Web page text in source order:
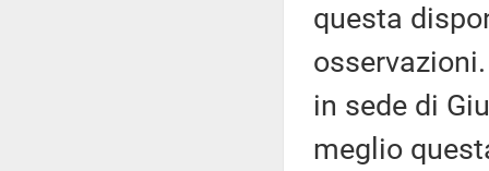
questa
in sede di
meglio